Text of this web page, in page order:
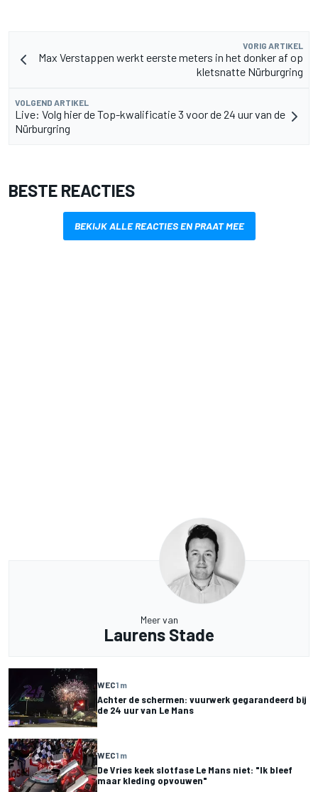
VORIG ARTIKEL
Max Verstappen werkt eerste meters in het donker af op
kletsnatte Nürburgring
VOLGEND ARTIKEL
Live: Volg hier de Top-kwalificatie 3 voor de 24 uur van de
Nürburgring
BESTE REACTIES
BEKIJK ALLE REACTIES EN PRAAT MEE
Meer van
Laurens Stade
WEC1 m
Achter de schermen: vuurwerk gegarandeerd bij
de 24 uur van Le Mans
WEC1 m
De Vries keek slotfase Le Mans niet: "Ik bleef
maar kleding opvouwen"